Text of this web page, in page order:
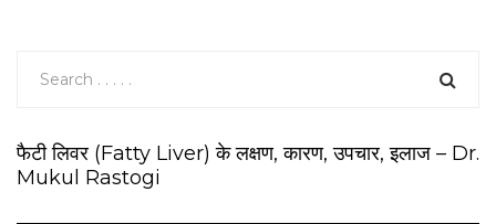
फैटी लिवर (Fatty Liver) के लक्षण, कारण, उपचार, इलाज – Dr.
Mukul Rastogi